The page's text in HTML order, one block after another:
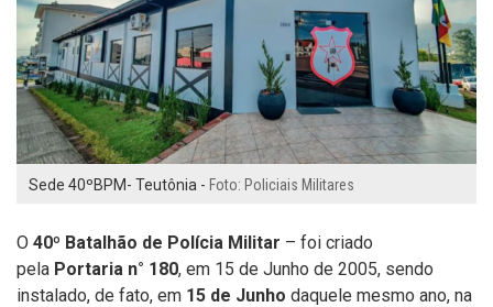
Sede 40ºBPM- Teutônia - Foto: Policiais Militares
O 40º Batalhão de Polícia Militar – foi criado
pela Portaria n° 180, em 15 de Junho de 2005, sendo
instalado, de fato, em 15 de Junho daquele mesmo ano, na